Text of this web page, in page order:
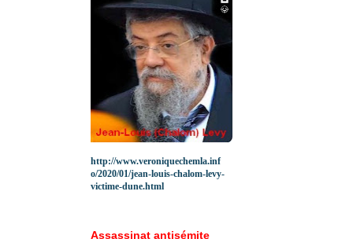
http://www.veroniquechemla.inf
o/2020/01/jean-louis-chalom-levy-
victime-dune.html
Assassinat antisémite